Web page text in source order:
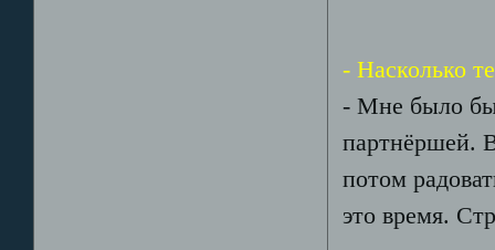
- Насколько
- Мне было бы
партнёршей.
потом
это время.